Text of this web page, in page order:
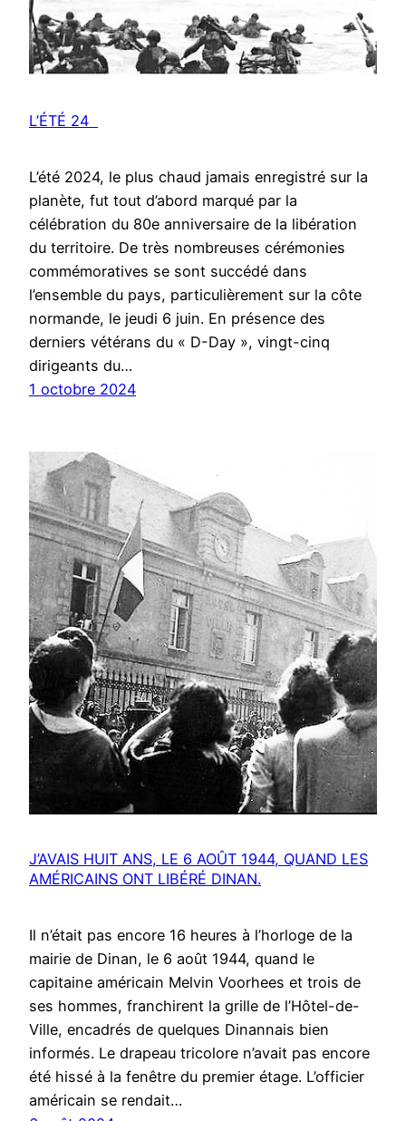
L’ÉTÉ 24
L’été 2024, le plus chaud jamais enregistré sur la
planète, fut tout d’abord marqué par la
célébration du 80e anniversaire de la libération
du territoire. De très nombreuses cérémonies
commémoratives se sont succédé dans
l’ensemble du pays, particulièrement sur la côte
normande, le jeudi 6 juin. En présence des
derniers vétérans du « D-Day », vingt-cinq
dirigeants du…
1 octobre 2024
J’AVAIS HUIT ANS, LE 6 AOÛT 1944, QUAND LES
AMÉRICAINS ONT LIBÉRÉ DINAN.
Il n’était pas encore 16 heures à l’horloge de la
mairie de Dinan, le 6 août 1944, quand le
capitaine américain Melvin Voorhees et trois de
ses hommes, franchirent la grille de l’Hôtel-de-
Ville, encadrés de quelques Dinannais bien
informés. Le drapeau tricolore n’avait pas encore
été hissé à la fenêtre du premier étage. L’officier
américain se rendait…